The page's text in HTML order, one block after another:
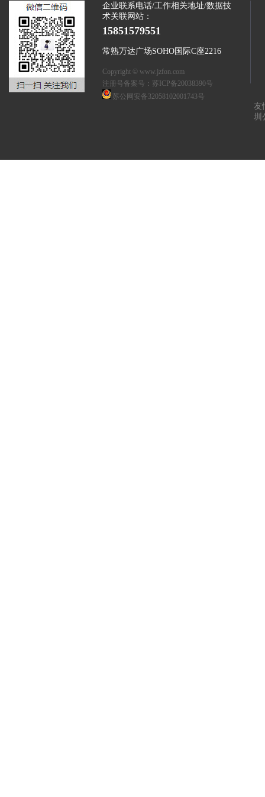
企业联系电话/工作相关地址/数据技
术关联网站：
15851579551
常熟万达广场SOHO国际C座2216
Copyright © www.jzfon.com
注册号备案号： 苏ICP备20038390号
苏公网安备32058102001743号
友
圳